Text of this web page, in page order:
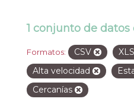
1 conjunto de
Formatos: CSV
Alta velocidad
Cercanías